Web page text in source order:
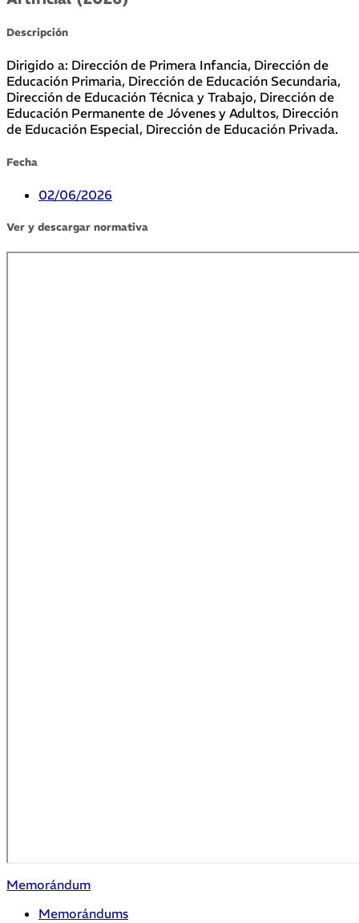
Descripción
Dirigido a: Dirección de Primera Infancia, Dirección de
Educación Primaria, Dirección de Educación Secundaria,
Dirección de Educación Técnica y Trabajo, Dirección de
Educación Permanente de Jóvenes y Adultos, Dirección
de Educación Especial, Dirección de Educación Privada.
Fecha
02/06/2026
Ver y descargar normativa
Memorándum
Memorándums